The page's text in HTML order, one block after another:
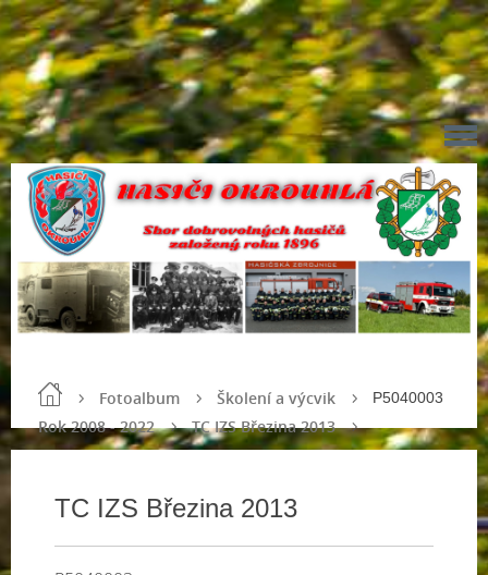
Fotoalbum
Školení a výcvik
Rok 2008 - 2022
TC IZS Březina 2013
P5040003
TC IZS Březina 2013